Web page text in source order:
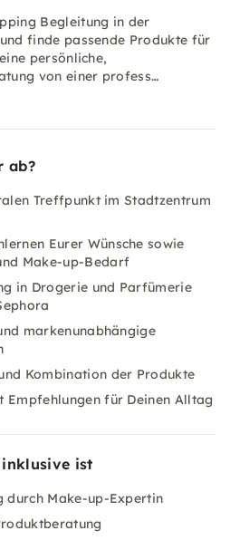
Begleitung in der
finde passende Produkte für
persönliche,
von einer profess…
ab?
Treffpunkt im Stadtzentrum
Eurer Wünsche sowie
Make-up-Bedarf
in Drogerie und Parfümerie
markenunabhängige
Kombination der Produkte
Empfehlungen für Deinen Alltag
inklusive ist
durch Make-up-Expertin